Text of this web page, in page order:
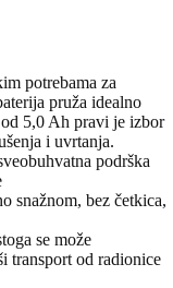
potrebama za
pruža idealno
5,0 Ah pravi je izbor
i uvrtanja.
podrška
snažnom, bez četkica,
se može
transport od radionice